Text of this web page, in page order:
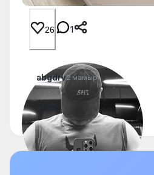
26 1
abgdrv2 мамыр